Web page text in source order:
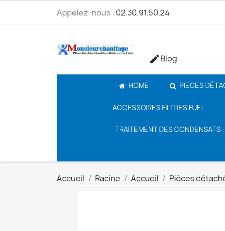
Appelez-nous : 02.30.91.50.24
Blog
HOME PIECES
ACCESSOIRES FILTRES FUEL
TRAITEMENT DES CONDENSATS
Accueil Racine Accueil Pièces